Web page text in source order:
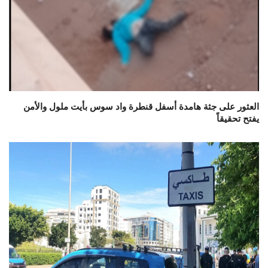
العثور على جثة هامدة أسفل قنطرة واد سوس بأيت ملول والأمن
يفتح تحقيقاً